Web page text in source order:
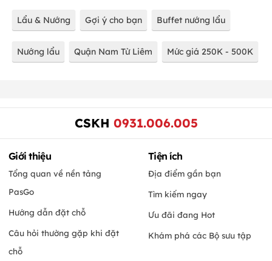
Lẩu & Nướng Gợi ý cho bạn Buffet nướng lẩu
Nướng lẩu Quận Nam Từ Liêm Mức giá 250K - 500K
CSKH 0931.006.005
Giới thiệu
Tổng quan về nền tảng
PasGo
Hướng dẫn đặt chỗ
Câu hỏi thường gặp khi đặt
chỗ
Tiện ích
Địa điểm gần bạn
Tìm kiếm ngay
Ưu đãi đang Hot
Khám phá các Bộ sưu tập